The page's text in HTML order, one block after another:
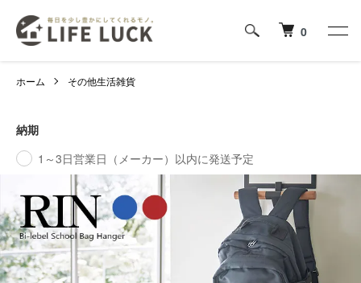
0
ホーム その他生活雑貨
納期
1～3日営業日（メーカー）以内に発送予定